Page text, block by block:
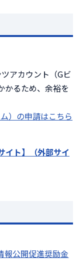
アカウント（Gビ
かるため、余裕を
）の申請はこちら
イト】（外部サイ
報公開促進奨励金